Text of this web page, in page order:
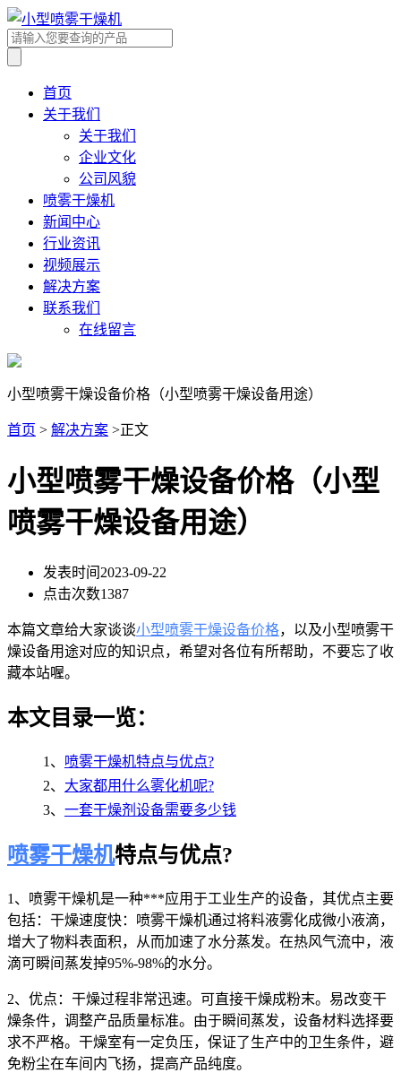
首页
关于我们
关于我们
企业文化
公司风貌
喷雾干燥机
新闻中心
行业资讯
视频展示
解决方案
联系我们
在线留言
小型喷雾干燥设备价格（小型喷雾干燥设备用途）
首页 > 解决方案 >正文
小型喷雾干燥设备价格（小型
喷雾干燥设备用途）
发表时间 2023-09-22
点击次数1387
本篇文章给大家谈谈小型喷雾干燥设备价格，以及小型喷雾干
燥设备用途对应的知识点，希望对各位有所帮助，不要忘了收
藏本站喔。
本文目录一览：
1、 喷雾干燥机特点与优点?
2、 大家都用什么雾化机呢?
3、 一套干燥剂设备需要多少钱
喷雾干燥机特点与优点?
1、喷雾干燥机是一种***应用于工业生产的设备，其优点主要
包括：干燥速度快：喷雾干燥机通过将料液雾化成微小液滴，
增大了物料表面积，从而加速了水分蒸发。在热风气流中，液
滴可瞬间蒸发掉95%-98%的水分。
2、优点：干燥过程非常迅速。可直接干燥成粉末。易改变干
燥条件，调整产品质量标准。由于瞬间蒸发，设备材料选择要
求不严格。干燥室有一定负压，保证了生产中的卫生条件，避
免粉尘在车间内飞扬，提高产品纯度。